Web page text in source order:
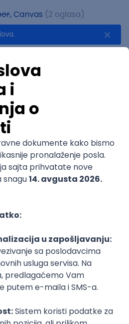
, Canvas (2 oglasa)
@
TEHNOLOGIJA
NAČIN RADA
svakog dana u tvom
Prijavi se